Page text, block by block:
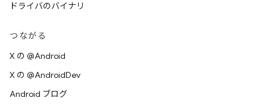
ドライバのバイナリ
つながる
X の @Android
X の @AndroidDev
Android ブログ